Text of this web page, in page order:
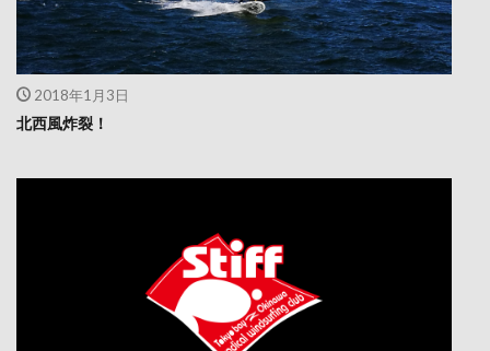
2018年1月3日
北西風炸裂！